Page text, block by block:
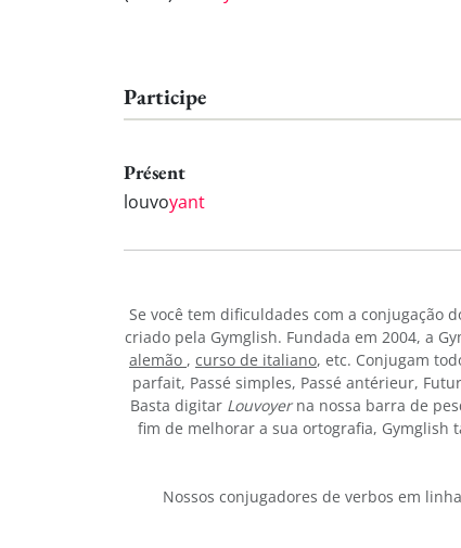
Participe
Présent
louvoyant
Se você tem dificuldades com a conjugação
criado pela Gymglish. Fundada em 2004, a
alemão , curso de italiano, etc. Conjugam
parfait, Passé simples, Passé antérieur,
Basta digitar Louvoyerna nossa barra de
fim de melhorar a sua ortografia, Gymglish
Nossos conjugadores de verbos em